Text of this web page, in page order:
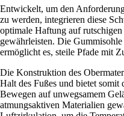
Entwickelt, um den
zu werden, integrieren diese
optimale Haftung auf
gewährleisten. Die
ermöglicht es, steile Pfade mit
Die Konstruktion des
Halt des Fußes und bietet
Bewegen auf unwegsamem
atmungsaktiven Materialien